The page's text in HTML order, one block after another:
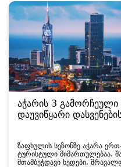
აჭარის 3
დაუვიწყარი
ზაფხულის სეზონზე აჭარა
ტურისტული მიმართულებაა.
შთამბეჭდავი ხედები,